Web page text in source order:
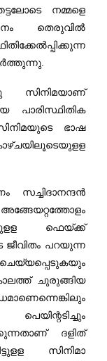
നമ്മളെ
തെരുവിൽ
സിനിമയാണ്
പാരിസ്ഥിതിക
ഭാഷ
സച്ചിദാനന്ദൻ
ഫെയ്ക്ക്
പറയുന്ന
ചുരുങ്ങിയ
ദളിത്
സിനിമാ